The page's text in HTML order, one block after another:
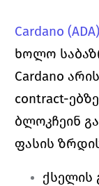
Cardano
ხოლო
Cardano
contract-
ბლოკჩეინ
ფასის
ქსელის